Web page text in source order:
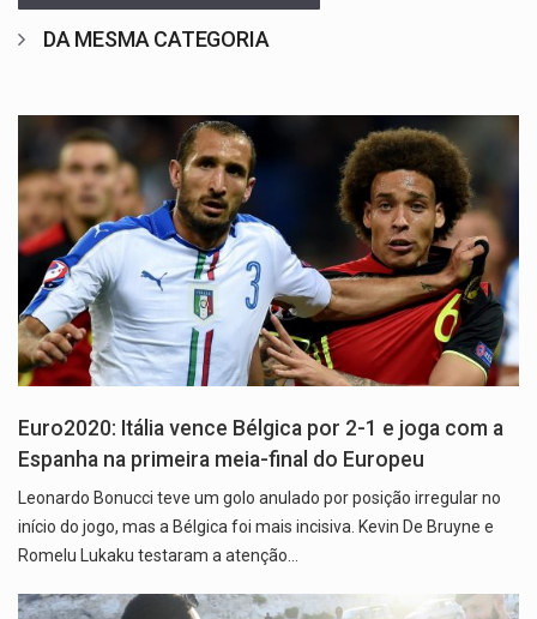
DA MESMA CATEGORIA
Euro2020: Itália vence Bélgica por 2-1 e joga com a
Espanha na primeira meia-final do Europeu
Leonardo Bonucci teve um golo anulado por posição irregular no
início do jogo, mas a Bélgica foi mais incisiva. Kevin De Bruyne e
Romelu Lukaku testaram a atenção…